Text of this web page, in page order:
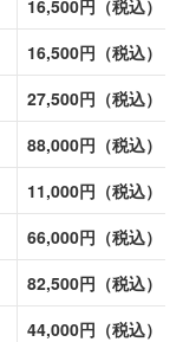
16,500円（税込）
16,500円（税込）
27,500円（税込）
88,000円（税込）
11,000円（税込）
66,000円（税込）
82,500円（税込）
44,000円（税込）